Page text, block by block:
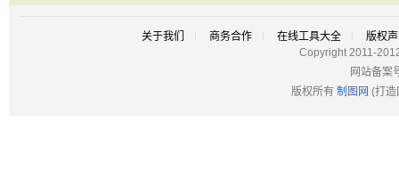
关于我们 商务合作 在线工具大全
版权
Copyright 2011-
网站备案
版权所有 制图网 (打造